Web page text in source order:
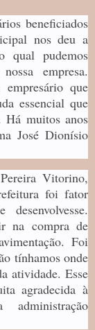
beneficiados
nos deu a
qual pudemos
empresa.
que
essencial que
Há muitos anos
José Dionísio
Vitorino,
foi fator
na compra de
Foi
tínhamos onde
atividade. Esse
agradecida à
administração